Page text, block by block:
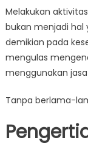
Melakukan
bukan menjadi hal
demikian pada
mengulas
menggunakan
Tanpa berlama-